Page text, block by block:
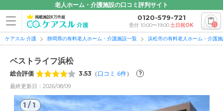
老人ホーム・介護施設の口コミ評判サイト
掲載施設5万件超 0120-579-721
受付 10:00〜19:00土日祝OK 0
ケアスル 介護 静岡県の有料老人ホーム・介護施設一覧 浜松市の有料老人ホーム・介護
ベストライフ浜松
総合評価 3.53 （ 口コミ 6件） ?
最終更新日：2026/08/09
1 / 1
1/1